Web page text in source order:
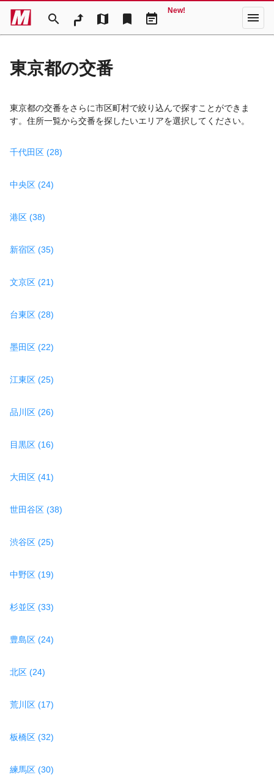
search map bookmark event_note
New! menu
東京都の交番
東京都の交番をさらに市区町村で絞り込んで探すことができま
す。住所一覧から交番を探したいエリアを選択してください。
千代田区 (28)
中央区 (24)
港区 (38)
新宿区 (35)
文京区 (21)
台東区 (28)
墨田区 (22)
江東区 (25)
品川区 (26)
目黒区 (16)
大田区 (41)
世田谷区 (38)
渋谷区 (25)
中野区 (19)
杉並区 (33)
豊島区 (24)
北区 (24)
荒川区 (17)
板橋区 (32)
練馬区 (30)